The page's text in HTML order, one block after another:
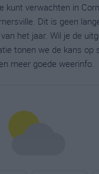
kunt verwachten in
Dit is geen
het jaar. Wil je de
tonen we de kans op
meer goede weerinfo.